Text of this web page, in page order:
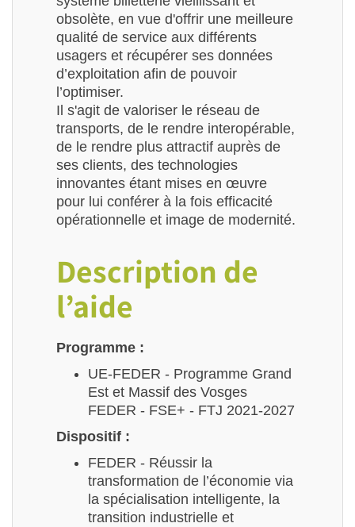
obsolète, en vue d'offrir une meilleure
qualité de service aux différents
usagers et récupérer ses données
d’exploitation afin de pouvoir
l’optimiser.
Il s'agit de valoriser le réseau de
transports, de le rendre interopérable,
de le rendre plus attractif auprès de
ses clients, des technologies
innovantes étant mises en œuvre
pour lui conférer à la fois efficacité
opérationnelle et image de modernité.
Description de
l’aide
Programme :
UE-FEDER - Programme Grand
Est et Massif des Vosges
FEDER - FSE+ - FTJ 2021-2027
Dispositif :
FEDER - Réussir la
transformation de l’économie via
la spécialisation intelligente, la
transition industrielle et